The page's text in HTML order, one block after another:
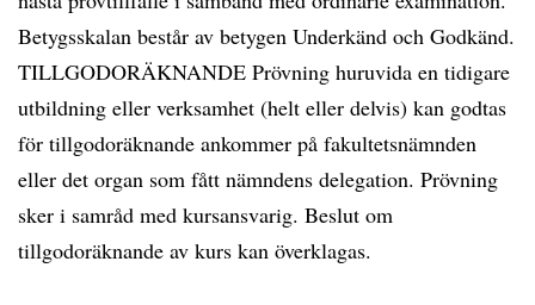
Betygsskalan består av betygen Underkänd och Godkänd.
TILLGODORÄKNANDE Prövning huruvida en tidigare
utbildning eller verksamhet (helt eller delvis) kan godtas
för tillgodoräknande ankommer på fakultetsnämnden
eller det organ som fått nämndens delegation. Prövning
sker i samråd med kursansvarig. Beslut om
tillgodoräknande av kurs kan överklagas.